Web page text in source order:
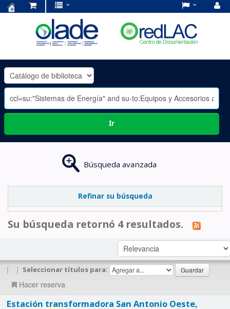
OLADE
-
Ir
Búsqueda avanzada
Refinar su búsqueda
Su búsqueda retornó 4 resultados.
| | Seleccionar títulos para:
Hacer reserva
Estación transformadora San Antonio Oeste,